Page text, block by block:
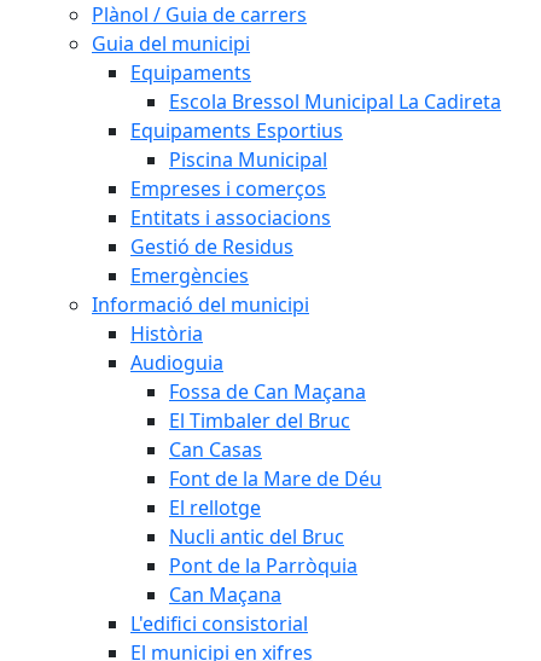
Plànol / Guia de carrers
Guia del municipi
Equipaments
Escola Bressol Municipal La Cadireta
Equipaments Esportius
Piscina Municipal
Empreses i comerços
Entitats i associacions
Gestió de Residus
Emergències
Informació del municipi
Història
Audioguia
Fossa de Can Maçana
El Timbaler del Bruc
Can Casas
Font de la Mare de Déu
El rellotge
Nucli antic del Bruc
Pont de la Parròquia
Can Maçana
L'edifici consistorial
El municipi en xifres